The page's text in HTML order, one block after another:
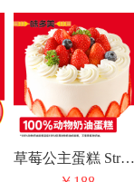
草莓公主蛋糕 Strawberry Princess Cake